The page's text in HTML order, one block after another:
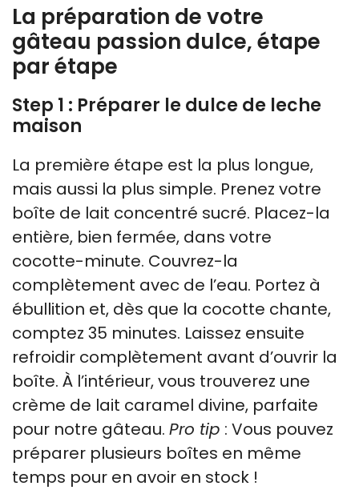
La préparation de votre
gâteau passion dulce, étape
par étape
Step 1 : Préparer le dulce de leche
maison
La première étape est la plus longue,
mais aussi la plus simple. Prenez votre
boîte de lait concentré sucré. Placez-la
entière, bien fermée, dans votre
cocotte-minute. Couvrez-la
complètement avec de l’eau. Portez à
ébullition et, dès que la cocotte chante,
comptez 35 minutes. Laissez ensuite
refroidir complètement avant d’ouvrir la
boîte. À l’intérieur, vous trouverez une
crème de lait caramel divine, parfaite
pour notre gâteau. Pro tip : Vous pouvez
préparer plusieurs boîtes en même
temps pour en avoir en stock !